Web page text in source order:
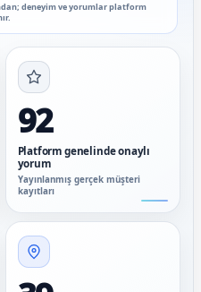
deneyim ve yorumlar platform
92
Platform genelinde onaylı
yorum
Yayınlanmış gerçek müşteri
kayıtları